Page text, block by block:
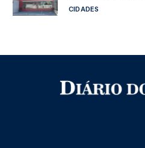
CIDADES